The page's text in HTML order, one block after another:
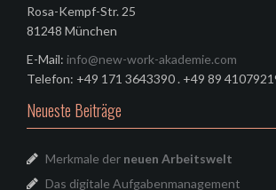
Rosa-Kempf-Str. 25
81248 München
E-Mail: info@new-work-akademie.com
Telefon: +49 171 3643390 . +49 89
Neueste Beiträge
Merkmale der neuen Arbeitswelt
Das digitale Aufgabenmanagement